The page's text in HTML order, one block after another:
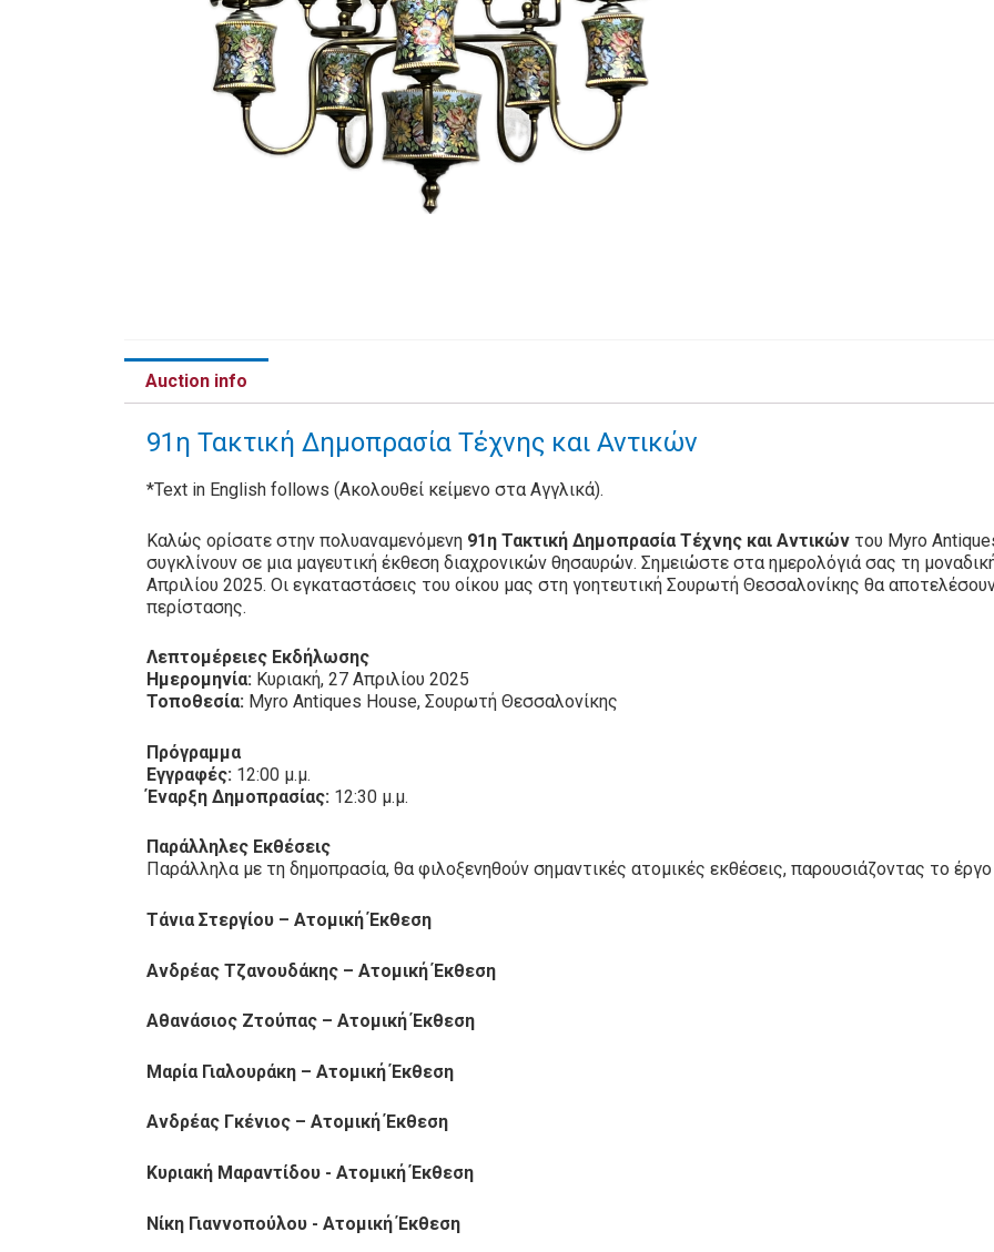
Auction info
91η Τακτική Δημοπρασία Τέχνης και Αντικών
*Text in English follows (Ακολουθεί κείμενο στα Αγγλικά).
Καλώς ορίσατε στην πολυαναμενόμενη 91η Τακτική Δημοπρασία Τέχνης και Αντικών του Myro
συγκλίνουν σε μια μαγευτική έκθεση διαχρονικών θησαυρών. Σημειώστε στα ημερολόγιά σας τη
Απριλίου 2025. Οι εγκαταστάσεις του οίκου μας στη γοητευτική Σουρωτή Θεσσαλονίκης θα
περίστασης.
Λεπτομέρειες Εκδήλωσης
Ημερομηνία: Κυριακή, 27 Απριλίου 2025
Τοποθεσία: Myro Antiques House, Σουρωτή Θεσσαλονίκης
Πρόγραμμα
Εγγραφές: 12:00 μ.μ.
Έναρξη Δημοπρασίας: 12:30 μ.μ.
Παράλληλες Εκθέσεις
Παράλληλα με τη δημοπρασία, θα φιλοξενηθούν σημαντικές ατομικές εκθέσεις, παρουσιάζοντας το
Τάνια Στεργίου – Ατομική Έκθεση
Ανδρέας Τζανουδάκης – Ατομική Έκθεση
Αθανάσιος Ζτούπας – Ατομική Έκθεση
Μαρία Γιαλουράκη – Ατομική Έκθεση
Ανδρέας Γκένιος – Ατομική Έκθεση
Κυριακή Μαραντίδου - Ατομική Έκθεση
Νίκη Γιαννοπούλου - Ατομική Έκθεση